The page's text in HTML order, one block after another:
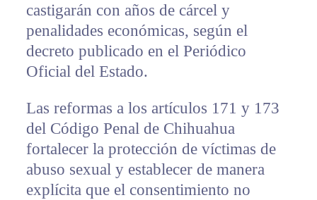
castigarán con años de cárcel y
penalidades económicas, según el
decreto publicado en el Periódico
Oficial del Estado.
Las reformas a los artículos 171 y 173
del Código Penal de Chihuahua
fortalecer la protección de víctimas de
abuso sexual y establecer de manera
explícita que el consentimiento no